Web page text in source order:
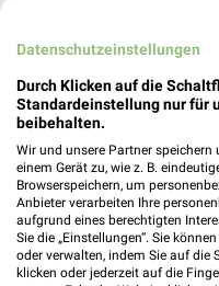
311,76 km •
Denns
Friedrich-von-
Heute 08:00
312,70 km •
Reformhaus
Datenschutzeinstellungen
Durch Klicken auf die
Standardeinstellung nur für
beibehalten.
Wir und unsere Partner
einem Gerät zu, wie z. B.
Browserspeichern, um
Anbieter verarbeiten Ihre
aufgrund eines berechtigten
Sie die „Einstellungen“. Sie
oder verwalten, indem Sie auf die
klicken oder jederzeit auf die